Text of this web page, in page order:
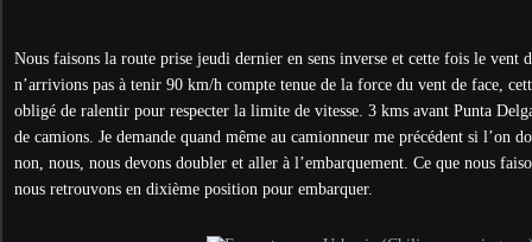
Nous faisons la route prise jeudi dernier en sens inverse et cette fois le vent
n’arrivions pas à tenir 90 km/h compte tenue de la force du vent de face,
obligé de ralentir pour respecter la limite de vitesse. 3 kms avant Punta
de camions. Je demande quand même au camionneur me précédent si l’on
non, nous, nous devons doubler et aller à l’embarquement. Ce que nous
nous retrouvons en dixième position pour embarquer.